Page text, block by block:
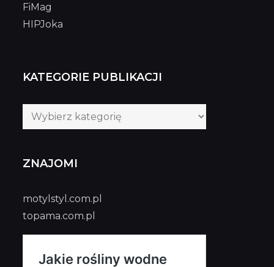
FiMag
HIPJoka
KATEGORIE PUBLIKACJI
Kategorie
publikacji
ZNAJOMI
motylstyl.com.pl
topama.com.pl